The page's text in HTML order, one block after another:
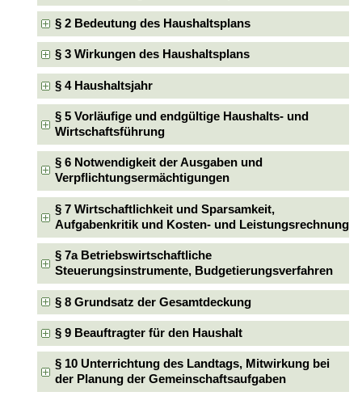
§ 2 Bedeutung des Haushaltsplans
§ 3 Wirkungen des Haushaltsplans
§ 4 Haushaltsjahr
§ 5 Vorläufige und endgültige Haushalts- und
Wirtschaftsführung
§ 6 Notwendigkeit der Ausgaben und
Verpflichtungsermächtigungen
§ 7 Wirtschaftlichkeit und Sparsamkeit,
Aufgabenkritik und Kosten- und Leistungsrechnung
§ 7a Betriebswirtschaftliche
Steuerungsinstrumente, Budgetierungsverfahren
§ 8 Grundsatz der Gesamtdeckung
§ 9 Beauftragter für den Haushalt
§ 10 Unterrichtung des Landtags, Mitwirkung bei
der Planung der Gemeinschaftsaufgaben